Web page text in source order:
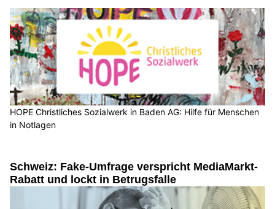
HOPE Christliches Sozialwerk in Baden AG: Hilfe für Menschen
in Notlagen
Schweiz: Fake-Umfrage verspricht MediaMarkt-
Rabatt und lockt in Betrugsfalle